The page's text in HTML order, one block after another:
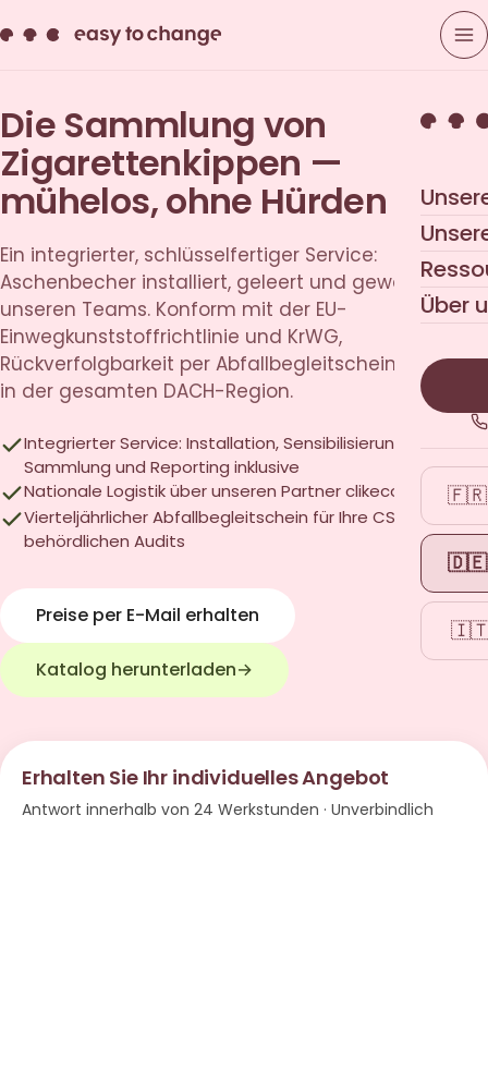
Über
🇫🇷
🇩🇪
Die Sammlung von
Zigarettenkippen —
mühelos, ohne Hürden
Ein integrierter, schlüsselfertiger Service:
Aschenbecher installiert, geleert und gewartet von
unseren Teams. Konform mit der EU-
Einwegkunststoffrichtlinie und KrWG,
Rückverfolgbarkeit per Abfallbegleitschein inklusive,
in der gesamten DACH-Region.
Integrierter Service: Installation, Sensibilisierung,
Sammlung und Reporting inklusive
Nationale Logistik über unseren Partner clikeco
Vierteljährlicher Abfallbegleitschein für Ihre CSR- und
behördlichen Audits
Preise per E-Mail erhalten
Katalog herunterladen→
Erhalten Sie Ihr individuelles Angebot
Antwort innerhalb von 24 Werkstunden · Unverbindlich